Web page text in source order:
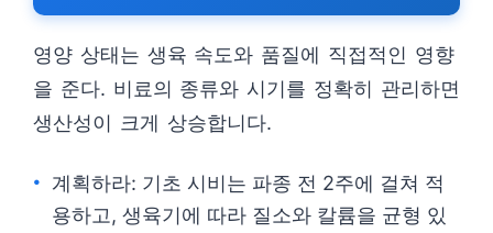
영양 상태는 생육 속도와 품질에 직접적인 영향
을 준다. 비료의 종류와 시기를 정확히 관리하면
생산성이 크게 상승합니다.
계획하라: 기초 시비는 파종 전 2주에 걸쳐 적
용하고, 생육기에 따라 질소와 칼륨을 균형 있